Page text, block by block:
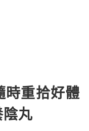
時重拾好體
丸